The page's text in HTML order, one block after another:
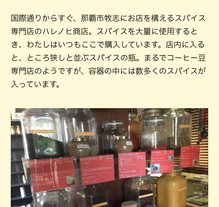
国際通りからすぐ、那覇市牧志にお店を構えるスパイス
専門店のハレノヒ商店。スパイスを大量に使用すると
き、わたしはいつもここで購入しています。店内に入る
と、ところ狭しと並ぶスパイスの瓶。まるでコーヒー豆
専門店のようですが、容器の中には数多くのスパイスが
入っています。